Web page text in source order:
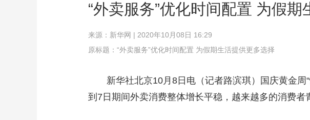
小央视频 小央直播 直播中国 熊猫频道 VR/AR 4K
前线 比划 快看 蓝海中国 新兵请入列 人生第一次
“外卖服务”优化时间配置 为假
来源： 新华网 | 2020年10月08日 16:29
原标题：“外卖服务”优化时间配置 为假期生活提供更多选择
新华社北京10月8日电（记者路滨琪）国庆黄金周“
到7日期间外卖消费整体增长平稳，越来越多的消费者